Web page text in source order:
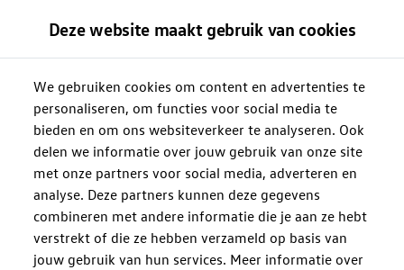
Deze website maakt gebruik van cookies
We gebruiken cookies om content en advertenties te
personaliseren, om functies voor social media te
bieden en om ons websiteverkeer te analyseren. Ook
delen we informatie over jouw gebruik van onze site
met onze partners voor social media, adverteren en
analyse. Deze partners kunnen deze gegevens
combineren met andere informatie die je aan ze hebt
verstrekt of die ze hebben verzameld op basis van
jouw gebruik van hun services. Meer informatie over